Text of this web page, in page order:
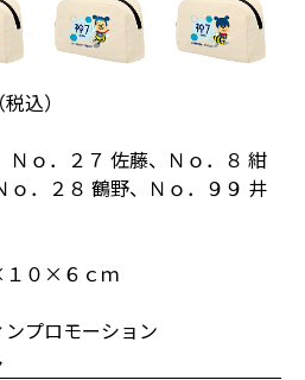
込）
Ｎｏ．２７ 佐藤、Ｎｏ．８ 紺
ｏ．２８ 鶴野、Ｎｏ．９９ 井
１０×６ｃｍ
ンプロモーション